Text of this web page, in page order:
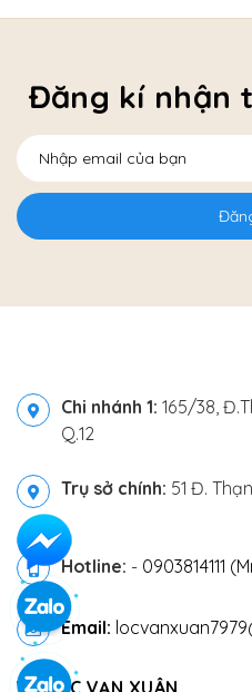
Đăng kí nhận
Chi nhánh 1: 165/38,
Q.12
Trụ sở chính: 51 Đ.
Hotline: - 0903814111
Email:
VỀ LỘC VẠN XUÂN